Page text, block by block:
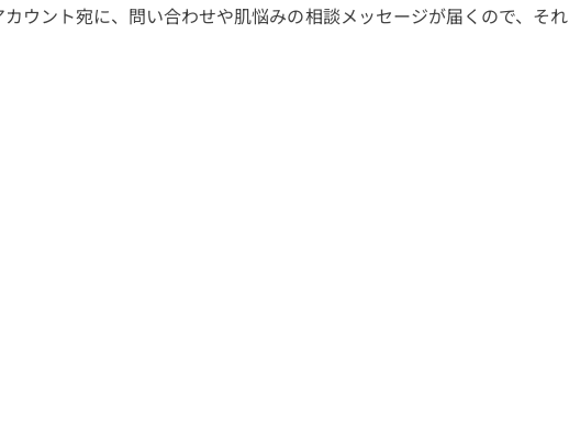
ウント宛に、問い合わせや肌悩みの相談メッセージが届くので、それ